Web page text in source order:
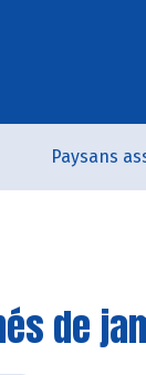
Paysans
de